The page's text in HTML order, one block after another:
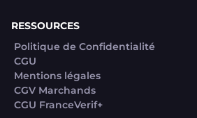
elles sont bloquées en attente.
RESSOURCES
Politique de Confidentialité
CGU
Mentions légales
CGV Marchands
CGU FranceVerif+